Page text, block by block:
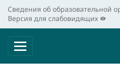
Сведения об образовательной
Версия для слабовидящих